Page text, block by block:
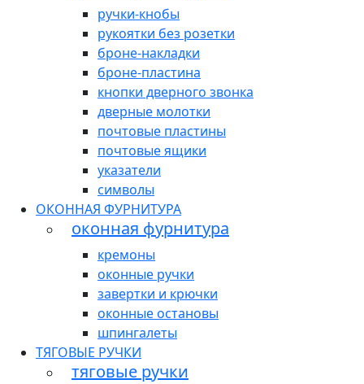
ручки-кнобы
рукоятки без розетки
броне-накладки
броне-пластина
кнопки дверного звонка
дверные молотки
почтовые пластины
почтовые ящики
указатели
символы
ОКОННАЯ ФУРНИТУРА
оконная фурнитура
кремоны
оконные ручки
завертки и крючки
оконные остановы
шпингалеты
ТЯГОВЫЕ РУЧКИ
тяговые ручки